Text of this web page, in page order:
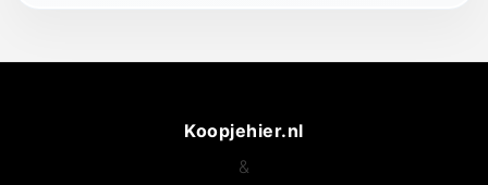
Koopjehier.nl
&